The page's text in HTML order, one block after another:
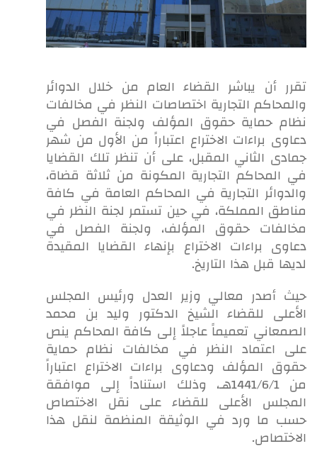
تقرر أن يباشر القضاء العام من خلال الدوائر
والمحاكم التجارية اختصاصات النظر في مخالفات
نظام حماية حقوق المؤلف ولجنة الفصل في
دعاوى براءات الاختراع اعتباراً من الأول من شهر
جمادى الثاني المقبل، على أن تنظر تلك القضايا
في المحاكم التجارية المكونة من ثلاثة قضاة،
والدوائر التجارية في المحاكم العامة في كافة
مناطق المملكة، في حين تستمر لجنة النظر في
مخالفات حقوق المؤلف، ولجنة الفصل في
دعاوى براءات الاختراع بإنهاء القضايا المقيدة
لديها قبل هذا التاريخ.
حيث أصدر معالي وزير العدل ورئيس المجلس
الأعلى للقضاء الشيخ الدكتور وليد بن محمد
الصمعاني تعميماً عاجلاً إلى كافة المحاكم ينص
على اعتماد النظر في مخالفات نظام حماية
حقوق المؤلف ودعاوى براءات الاختراع اعتباراً
من 1441/6/1هـ، وذلك استناداً إلى موافقة
المجلس الأعلى للقضاء على نقل الاختصاص
حسب ما ورد في الوثيقة المنظمة لنقل هذا
الاختصاص.